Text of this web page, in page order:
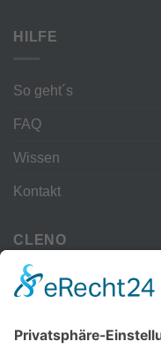
HILFE
So geht´s
FAQ
Wissen
Kontakt
CLENO
Alle Vorteile
kostenloser Versand